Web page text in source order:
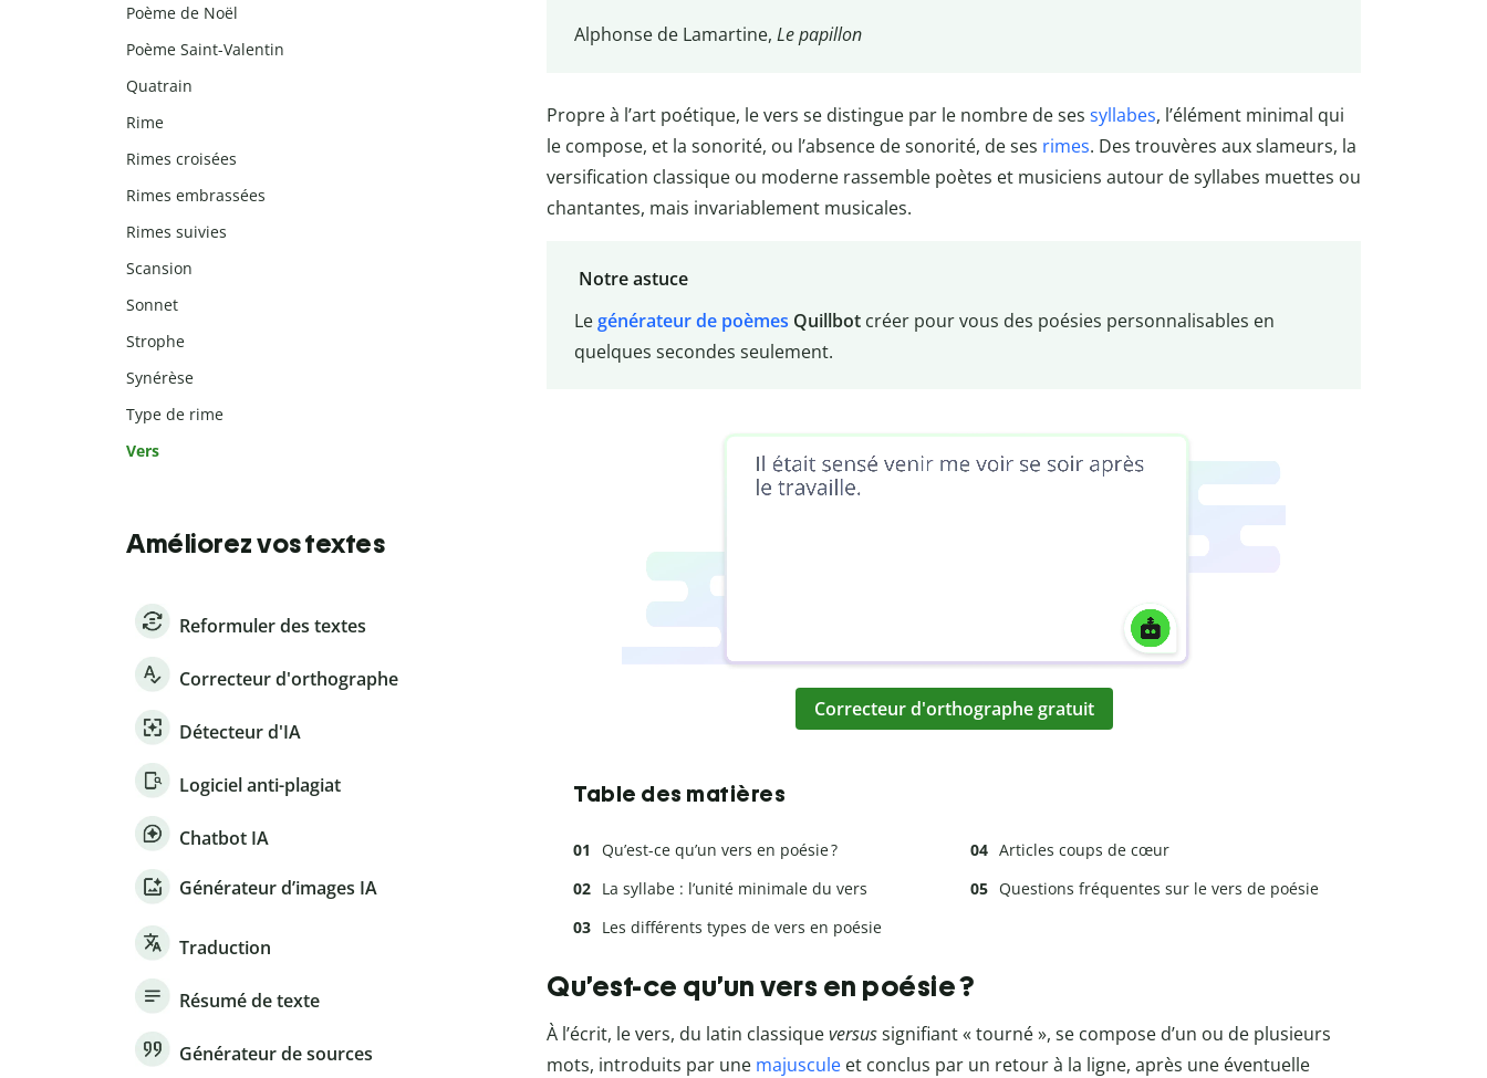
Alphonse de Lamartine, Le papillon
Propre à l’art poétique, le vers se distingue par le nombre de ses syllabes, l’élément minimal qui
le compose, et la sonorité, ou l’absence de sonorité, de ses rimes. Des trouvères aux slameurs, la
versification classique ou moderne rassemble poètes et musiciens autour de syllabes muettes ou
chantantes, mais invariablement musicales.
Notre astuce
Legénérateur de poèmes Quillbotcréer pour vous des poésies personnalisables en
quelques secondes seulement.
Correcteur d'orthographe gratuit
Table des matières
Qu’est-ce qu’un vers en poésie ?
La syllabe : l’unité minimale du vers
Les différents types de vers en poésie
Articles coups de cœur
Questions fréquentes sur le vers de poésie
Qu’est-ce qu’un vers en poésie ?
À l’écrit, le vers, du latin classiqueversussignifiant « tourné », se compose d’un ou de plusieurs
mots, introduits par une majuscule et conclus par un retour à la ligne, après une éventuelle
Poème de Noël
Poème Saint-Valentin
Quatrain
Rime
Rimes croisées
Rimes embrassées
Rimes suivies
Scansion
Sonnet
Strophe
Synérèse
Type de rime
Vers
Améliorez vos textes
Reformuler des textes
Correcteur d'orthographe
Détecteur d'IA
Logiciel anti-plagiat
Chatbot IA
Générateur d’images IA
Traduction
Résumé de texte
Générateur de sources